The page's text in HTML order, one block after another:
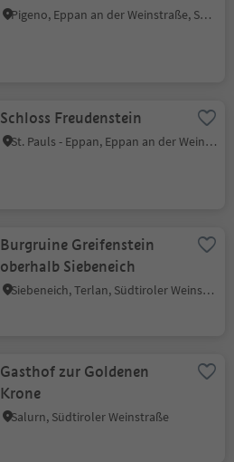
Pigeno, Eppan an der Weinstraße, Südtiroler Weinstraße
Schloss Freudenstein
St. Pauls - Eppan, Eppan an der Weinstraße, Südtiroler Weinstraße
Burgruine Greifenstein
oberhalb Siebeneich
Siebeneich, Terlan, Südtiroler Weinstraße
Gasthof zur Goldenen
Krone
Salurn, Südtiroler Weinstraße